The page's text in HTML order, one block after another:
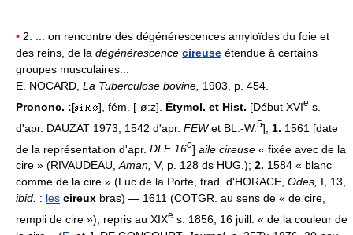
• 2. ... on rencontre des dégénérescences amyloïdes du foie et
des reins, de la dégénérescence cireuse étendue à certains
groupes musculaires...
E. NOCARD, La Tuberculose bovine, 1903, p. 454.
Prononc. :[ ], fém. [-ø:z]. Étymol. et Hist. [Début XVIe s.
d'apr. DAUZAT 1973; 1542 d'apr. FEWet BL.-W. 5]; 1. 1561 [date
de la représentation d'apr. DLF 16e] aile cireuse « fixée avec de la
cire » (RIVAUDEAU,Aman, V, p. 128 ds HUG.); 2. 1584 « blanc
comme de la cire » (Luc de la Porte, trad. d'HORACE, Odes, I, 13,
ibid. : les cireux bras) — 1611 (COTGR. au sens de « de cire,
rempli de cire »); repris au XIXe s. 1856, 16 juill. « de la couleur de